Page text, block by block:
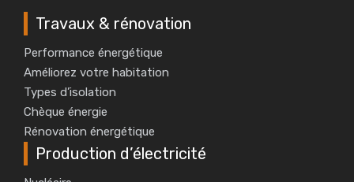
Travaux & rénovation
Performance énergétique
Améliorez votre habitation
Types d’isolation
Chèque énergie
Rénovation énergétique
Production d’électricité